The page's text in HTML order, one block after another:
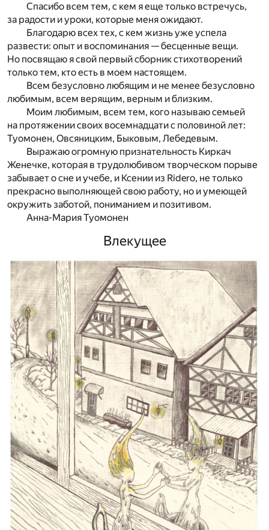
Спасибо всем тем, с кем я еще только встречусь,
за радости и уроки, которые меня ожидают.
Благодарю всех тех, с кем жизнь уже успела
развести: опыт и воспоминания — бесценные вещи.
Но посвящаю я свой первый сборник стихотворений
только тем, кто есть в моем настоящем.
Всем безусловно любящим и не менее безусловно
любимым, всем верящим, верным и близким.
Моим любимым, всем тем, кого называю семьей
на протяжении своих восемнадцати с половиной лет:
Туомонен, Овсяницким, Быковым, Лебедевым.
Выражаю огромную признательность Киркач
Женечке, которая в трудолюбивом творческом порыве
забывает о сне и учебе, и Ксении из Ridero, не только
прекрасно выполняющей свою работу, но и умеющей
окружить заботой, пониманием и позитивом.
Анна-Мария Туомонен
Влекущее